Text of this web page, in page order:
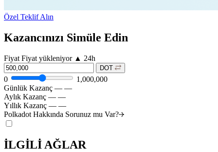
Özel Teklif Alın
Kazancınızı Simüle Edin
Fiyat Fiyat yükleniyor ▲ 24h
DOT
0
1,000,000
Günlük Kazanç — —
Aylık Kazanç — —
Yıllık Kazanç — —
Polkadot Hakkında Sorunuz mu Var?
İLGİLİ AĞLAR